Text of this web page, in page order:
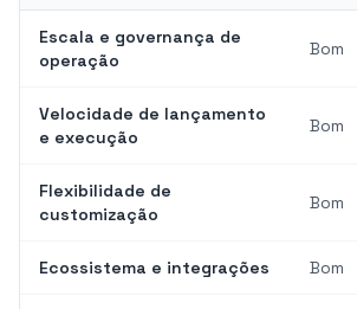
Escala e governança de
operação
Bom
Velocidade de lançamento
e execução
Bom
Flexibilidade de
customização
Bom
Ecossistema e integrações Bom